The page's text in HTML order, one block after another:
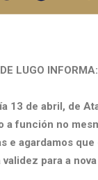
LUGO
13 de abril, de
a función no
e agardamos
para a